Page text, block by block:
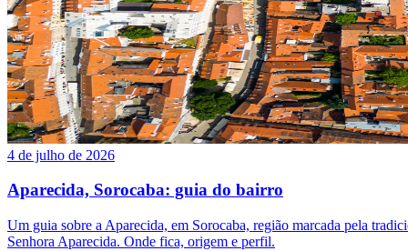
4 de julho de 2026
Aparecida, Sorocaba: guia do bairro
Um guia sobre a Aparecida, em Sorocaba, região marcada pela
Senhora Aparecida. Onde fica, origem e perfil.